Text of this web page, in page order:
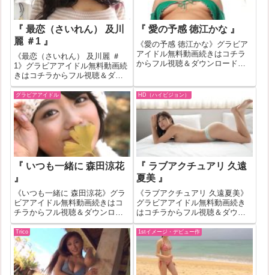
『 最恋（さいれん） 及川
麗 ＃1 』
《最恋（さいれん） 及川麗 ＃
1》グラビアアイドル無料動画続
きはコチラからフル視聴＆ダウ
ンロードはコチラへ『最恋（さ
いれん） 及川麗 ＃1』の作品ID
が508889のグラビアアイドル無
料動画紹介！一部作品はお試し
無料動画が見れない場合もあ
り...
『 愛の予感 徳江かな 』
《愛の予感 徳江かな》グラビア
アイドル無料動画続きはコチラ
からフル視聴＆ダウンロードは
イドル無料動画紹介！一部作品
はお試し無料動画が見れない場
合もあります。その場合はバナ
ーク...
グラビアアイドル
『 いつも一緒に 森田涼花
』
《いつも一緒に 森田涼花》グラ
ビアアイドル無料動画続きはコ
チラからフル視聴＆ダウンロー
ドはコチラへ『いつも一緒に 森
田涼花』の作品IDが161600のグ
ラビアアイドル無料動画紹介！
一部作品はお試し無料動画が見
れない場合もあります。その場
合は...
HD（ハイビジョン）
『 ラブアクチュアリ 久遠
夏美 』
《ラブアクチュアリ 久遠夏美》
グラビアアイドル無料動画続き
はコチラからフル視聴＆ダウン
ロードはコチラへ『ラブアクチ
ュアリ 久遠夏美』の作品IDが
438591のグラビアアイドル無料
動画紹介！一部作品はお試し無
料動画が見れない場合もありま
す。そ...
Trico 1stイメージ・デビュー作